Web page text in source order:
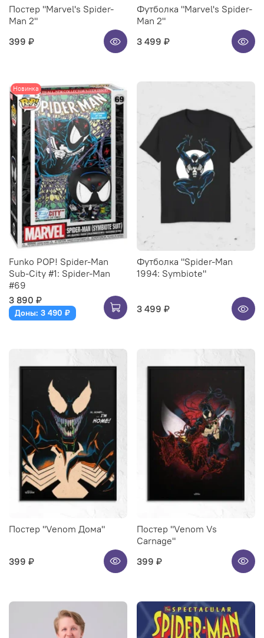
Постер "Marvel's Spider-
Man 2"
399 ₽
Футболка "Marvel's Spider-
Man 2"
3 499 ₽
Новинка
Funko POP! Spider-Man
Sub-City #1: Spider-Man
#69
3 890 ₽
Доны: 3 490 ₽
Футболка "Spider-Man
1994: Symbiote"
3 499 ₽
Постер "Venom Дома"
399 ₽
Постер "Venom Vs
Carnage"
399 ₽